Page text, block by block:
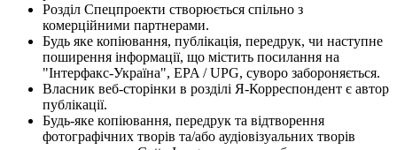
Розділ Спецпроекти створюється спільно з
комерційними партнерами.
Будь яке копіювання, публікація, передрук, чи наступне
поширення інформації, що містить посилання на
"Інтерфакс-Україна", EPA / UPG, суворо забороняється.
Власник веб-сторінки в розділі Я-Корреспондент є автор
публікації.
Будь-яке копіювання, передрук та відтворення
фотографічних творів та/або аудіовізуальних творів